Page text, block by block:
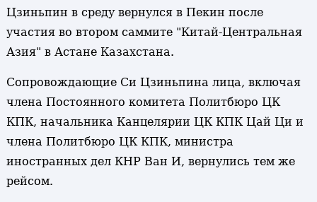
Цзиньпин в среду вернулся в Пекин после
участия во втором саммите "Китай-Центральная
Азия" в Астане Казахстана.
Сопровождающие Си Цзиньпина лица, включая
члена Постоянного комитета Политбюро ЦК
КПК, начальника Канцелярии ЦК КПК Цай Ци и
члена Политбюро ЦК КПК, министра
иностранных дел КНР Ван И, вернулись тем же
рейсом.